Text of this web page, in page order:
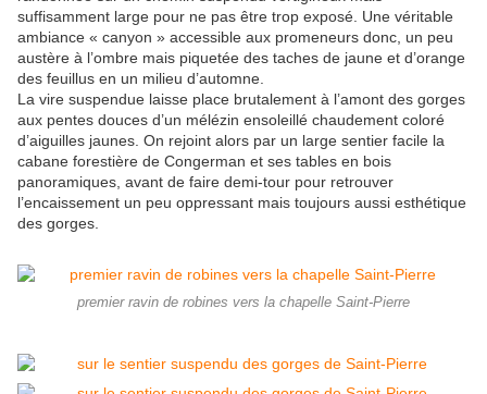
suffisamment large pour ne pas être trop exposé. Une véritable
ambiance « canyon » accessible aux promeneurs donc, un peu
austère à l’ombre mais piquetée des taches de jaune et d’orange
des feuillus en un milieu d’automne.
La vire suspendue laisse place brutalement à l’amont des gorges
aux pentes douces d’un mélézin ensoleillé chaudement coloré
d’aiguilles jaunes. On rejoint alors par un large sentier facile la
cabane forestière de Congerman et ses tables en bois
panoramiques, avant de faire demi-tour pour retrouver
l’encaissement un peu oppressant mais toujours aussi esthétique
des gorges.
premier ravin de robines vers la chapelle Saint-Pierre